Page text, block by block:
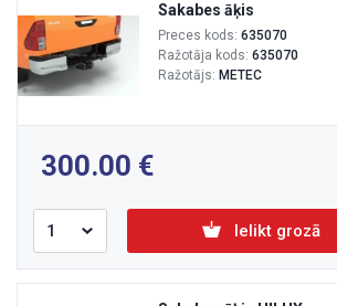
Sakabes āķis
Preces kods: 635070
Ražotāja kods: 635070
Ražotājs: METEC
300.00
Ielikt grozā